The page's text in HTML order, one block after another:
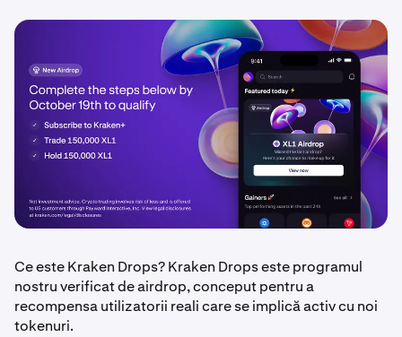
Ce este Kraken Drops? Kraken Drops este programul
nostru verificat de airdrop, conceput pentru a
recompensa utilizatorii reali care se implică activ cu noi
tokenuri.